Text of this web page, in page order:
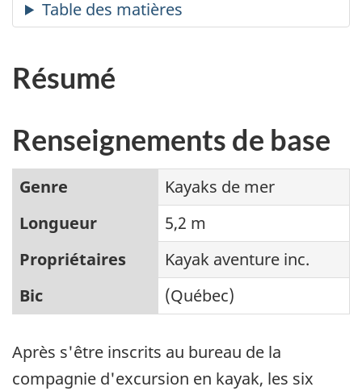
Résumé
Renseignements de base
Genre
Kayaks de mer
Longueur
5,2 m
Propriétaires
Kayak aventure inc.
Bic
(Québec)
Après s'être inscrits au bureau de la
compagnie d'excursion en kayak, les six